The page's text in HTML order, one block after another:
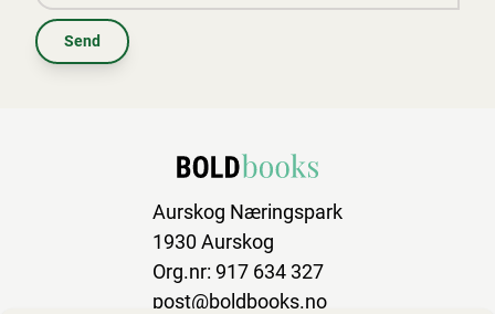
Send
Aurskog Næringspark
1930 Aurskog
Org.nr: 917 634 327
post@boldbooks.no